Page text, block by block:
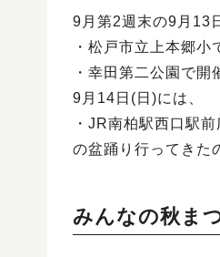
9月第2週末の9月13
・松戸市立上本郷
・幸田第二公園で開
9月14日(日)には、
・JR南柏駅西口駅
の盆踊り行ってきた
みんなの秋ま